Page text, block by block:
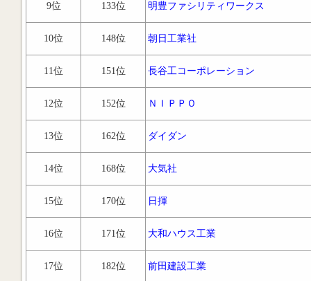
9位 133位 明豊ファシリティワークス
10位 148位 朝日工業社
11位 151位 長谷工コーポレーション
12位 152位 ＮＩＰＰＯ
13位 162位 ダイダン
14位 168位 大気社
15位 170位 日揮
16位 171位 大和ハウス工業
17位 182位 前田建設工業